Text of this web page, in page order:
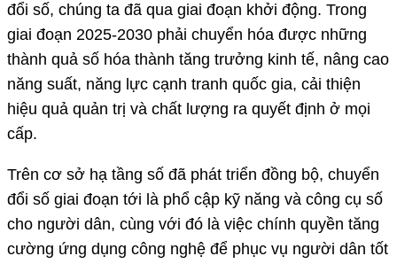
đổi số, chúng ta đã qua giai đoạn khởi động. Trong
giai đoạn 2025-2030 phải chuyển hóa được những
thành quả số hóa thành tăng trưởng kinh tế, nâng cao
năng suất, năng lực cạnh tranh quốc gia, cải thiện
hiệu quả quản trị và chất lượng ra quyết định ở mọi
cấp.
Trên cơ sở hạ tầng số đã phát triển đồng bộ, chuyển
đổi số giai đoạn tới là phổ cập kỹ năng và công cụ số
cho người dân, cùng với đó là việc chính quyền tăng
cường ứng dụng công nghệ để phục vụ người dân tốt